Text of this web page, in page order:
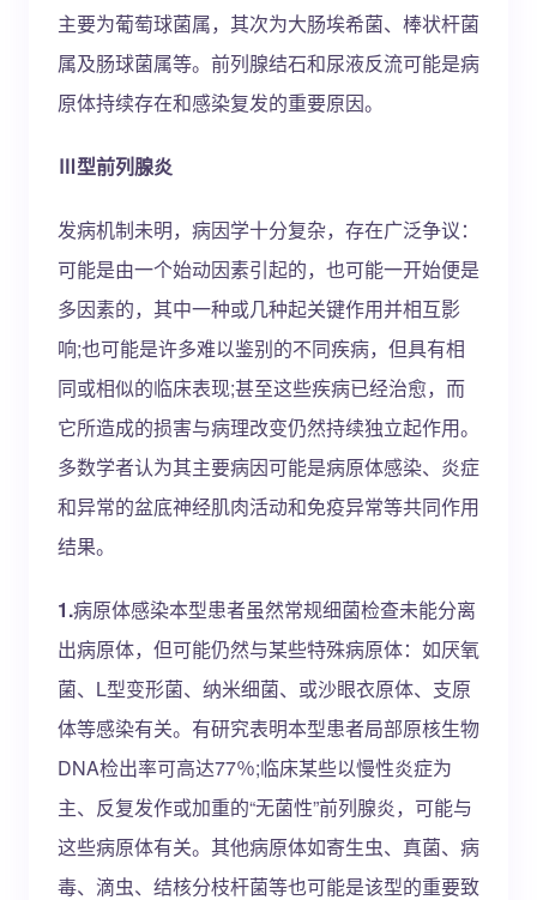
主要为葡萄球菌属，其次为大肠埃希菌、棒状杆菌
属及肠球菌属等。前列腺结石和尿液反流可能是病
原体持续存在和感染复发的重要原因。
Ⅲ型前列腺炎
发病机制未明，病因学十分复杂，存在广泛争议：
可能是由一个始动因素引起的，也可能一开始便是
多因素的，其中一种或几种起关键作用并相互影
响;也可能是许多难以鉴别的不同疾病，但具有相
同或相似的临床表现;甚至这些疾病已经治愈，而
它所造成的损害与病理改变仍然持续独立起作用。
多数学者认为其主要病因可能是病原体感染、炎症
和异常的盆底神经肌肉活动和免疫异常等共同作用
结果。
1.病原体感染本型患者虽然常规细菌检查未能分离
出病原体，但可能仍然与某些特殊病原体：如厌氧
菌、L型变形菌、纳米细菌、或沙眼衣原体、支原
体等感染有关。有研究表明本型患者局部原核生物
DNA检出率可高达77％;临床某些以慢性炎症为
主、反复发作或加重的“无菌性”前列腺炎，可能与
这些病原体有关。其他病原体如寄生虫、真菌、病
毒、滴虫、结核分枝杆菌等也可能是该型的重要致